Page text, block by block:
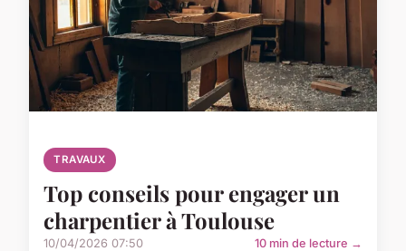
TRAVAUX
Top conseils pour engager un
charpentier à Toulouse
10/04/2026 07:50 10 min de lecture →